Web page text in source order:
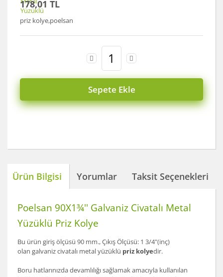
178,01 TL
priz kolye,poelsan
Sepete Ekle
Ürün Bilgisi Yorumlar Taksit Seçenekleri
Poelsan 90X1¾'' Galvaniz Civatalı Metal
Yüzüklü Priz Kolye
Bu ürün giriş ölçüsü 90 mm., Çıkış Ölçüsü: 1 3/4"(inç)
olan galvaniz civatalı metal yüzüklü priz kolyedir.
Boru hatlarınızda devamlılığı sağlamak amacıyla kullanılan